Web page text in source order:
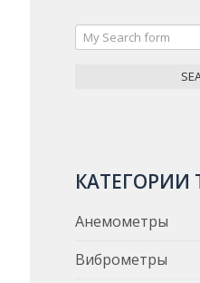
КАТЕГОРИИ
Анемометры
Виброметры